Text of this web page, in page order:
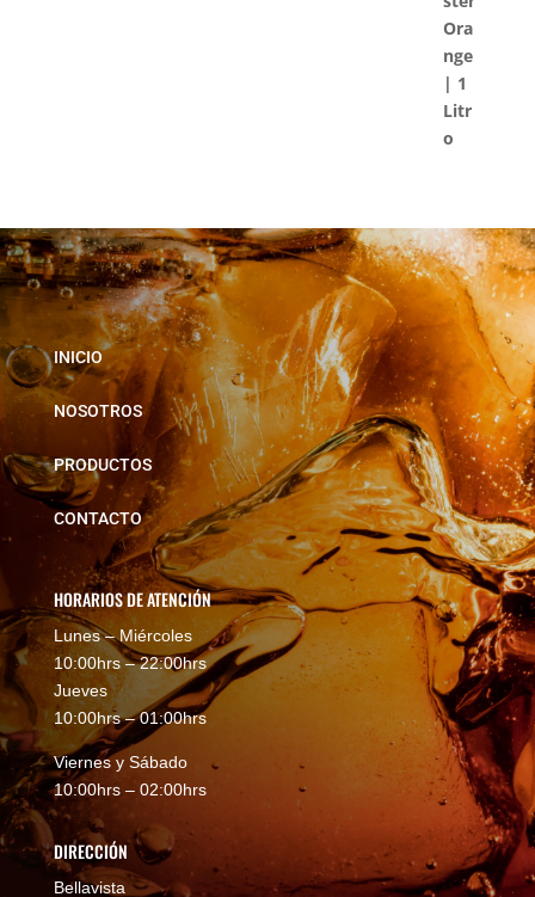
INICIO
NOSOTROS
PRODUCTOS
CONTACTO
HORARIOS DE ATENCIÓN
Lunes – Miércoles
10:00hrs – 22:00hrs
Jueves
10:00hrs – 01:00hrs
Viernes y Sábado
10:00hrs – 02:00hrs
DIRECCIÓN
Bellavista